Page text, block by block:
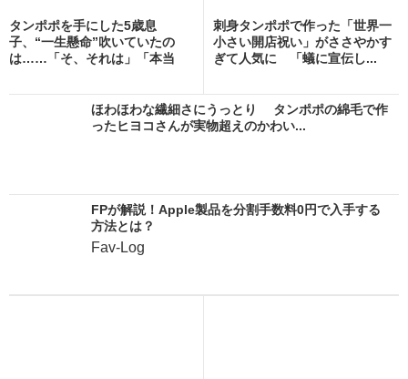
タンポポを手にした5歳息
子、“一生懸命”吹いていたの
は……「そ、それは」「本当
刺身タンポポで作った「世界一
小さい開店祝い」がささやかす
ぎて人気に 「蟻に宣伝し...
ほわほわな繊細さにうっとり タンポポの綿毛で作
ったヒヨコさんが実物超えのかわい...
FPが解説！Apple製品を分割手数料0円で入手する
方法とは？
Fav-Log